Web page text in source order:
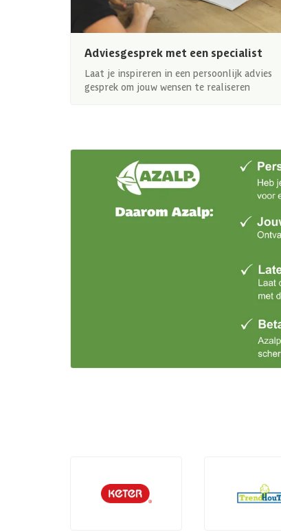
Adviesgesprek met een specialist
Laat je inspireren in een persoonlijk advies
gesprek om jouw wensen te realiseren